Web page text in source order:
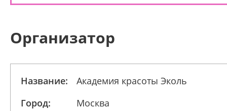
Организатор
Название:
Академия красоты Эколь
Город:
Москва